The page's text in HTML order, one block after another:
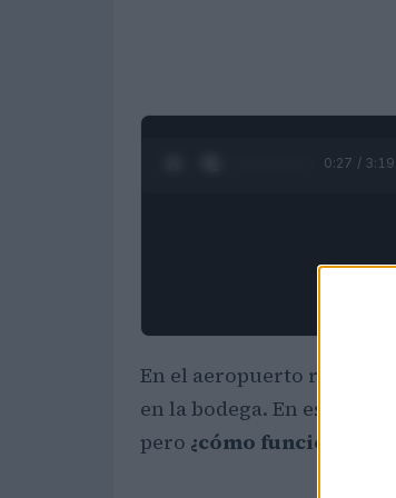
0:28 / 3:19
En el aeropuerto reina el
en la bodega. En este caso,
pero ¿cómo funcionan?